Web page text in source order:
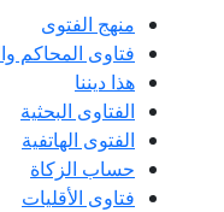
منهج الفتوى
فتاوى المحاكم
هذا ديننا
الفتاوى البحثية
الفتوى الهاتفية
حساب الزكاة
فتاوى الأقليات